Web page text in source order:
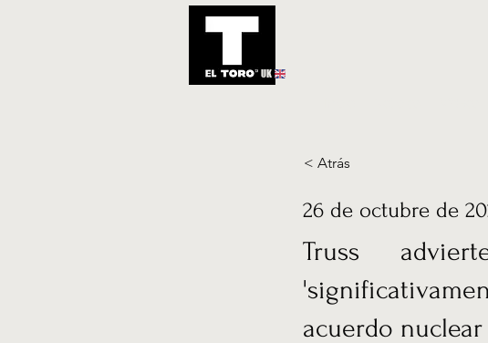
UK
< Atrás
26 de octubre de
Truss
acuerdo